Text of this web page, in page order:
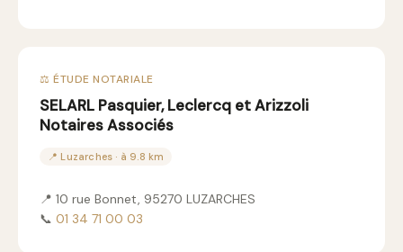
⚖️ ÉTUDE NOTARIALE
SELARL Pasquier, Leclercq et Arizzoli
Notaires Associés
📍 Luzarches · à 9.8 km
📍 10 rue Bonnet, 95270 LUZARCHES
📞 01 34 71 00 03